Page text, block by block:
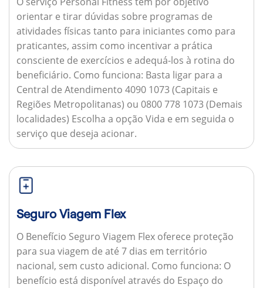
orientar e tirar dúvidas sobre programas de
atividades físicas tanto para iniciantes como para
praticantes, assim como incentivar a prática
consciente de exercícios e adequá-los à rotina do
beneficiário. Como funciona: Basta ligar para a
Central de Atendimento 4090 1073 (Capitais e
Regiões Metropolitanas) ou 0800 778 1073 (Demais
localidades) Escolha a opção Vida e em seguida o
serviço que deseja acionar.
Seguro Viagem Flex
O Benefício Seguro Viagem Flex oferece proteção
para sua viagem de até 7 dias em território
nacional, sem custo adicional. Como funciona: O
benefício está disponível através do Espaço do